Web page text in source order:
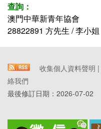
查詢：
澳門中華新青年協會
28822891 方先生 / 李小姐
收集個人資料聲明 |
絡我們
最後修訂日期： 2026-07-02